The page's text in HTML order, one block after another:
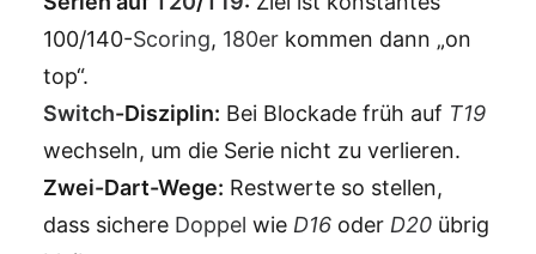
100/140-Scoring, 180er kommen dann „on
top“.
Switch-Disziplin: Bei Blockade früh auf T19
wechseln, um die Serie nicht zu verlieren.
Zwei-Dart-Wege: Restwerte so stellen,
dass sichere Doppel wie D16 oder D20 übrig